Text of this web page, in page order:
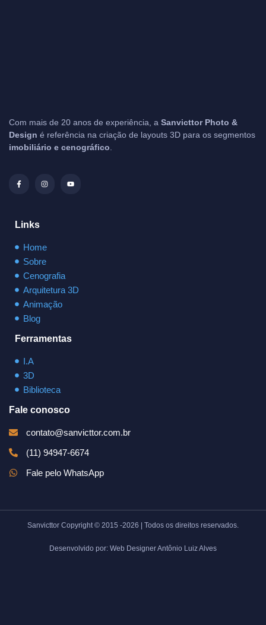
Com mais de 20 anos de experiência, a Sanvicttor Photo &
Design é referência na criação de layouts 3D para os segmentos
imobiliário e cenográfico
Links
Home
Sobre
Cenografia
Arquitetura 3D
Animação
Blog
Ferramentas
I.A
3D
Biblioteca
Fale conosco
contato@sanvicttor.com.br
(11) 94947-6674
Fale pelo WhatsApp
Sanvicttor Copyright © 2015 -2026 | Todos os direitos reservados.
Desenvolvido por: Web Designer Antônio Luiz Alves